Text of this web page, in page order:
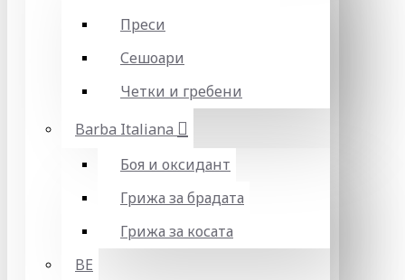
Преси
Сешоари
Четки и гребени
Barba Italiana
Боя и оксидант
Грижа за брадата
Грижа за косата
BE